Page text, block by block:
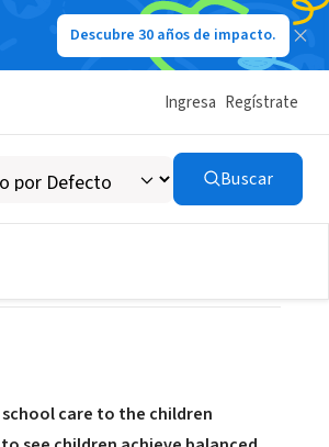
Descubre 30 años de impacto.
Ingresa Regístrate
Buscar
school care to the children